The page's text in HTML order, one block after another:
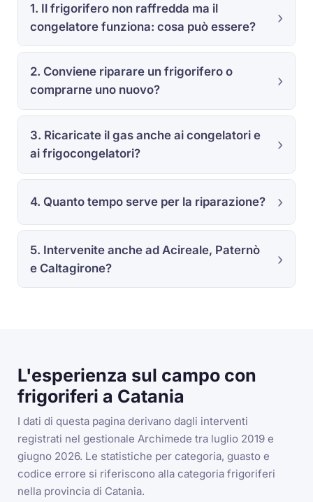
1. Il frigorifero non raffredda ma il
congelatore funziona: cosa può essere?
2. Conviene riparare un frigorifero o
comprarne uno nuovo?
3. Ricaricate il gas anche ai congelatori e
ai frigocongelatori?
4. Quanto tempo serve per la riparazione?
5. Intervenite anche ad Acireale, Paternò
e Caltagirone?
L'esperienza sul campo con
frigoriferi a Catania
I dati di questa pagina derivano dagli interventi
registrati nel gestionale Archimede tra luglio 2019 e
giugno 2026. Le statistiche per categoria, guasto e
codice errore si riferiscono alla categoria frigoriferi
nella provincia di Catania.